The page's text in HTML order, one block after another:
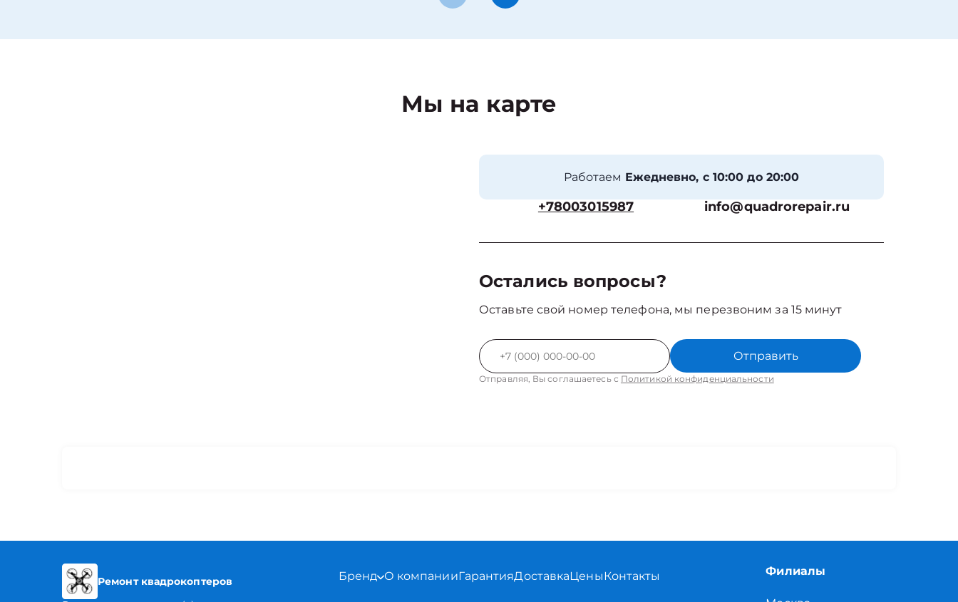
Мы на карте
Работаем Ежедневно, с 10:00 до 20:00
+78003015987 info@quadrorepair.ru
Остались вопросы?
Оставьте свой номер телефона, мы перезвоним за 15 минут
Отправить
Отправляя, Вы соглашаетесь с Политикой конфиденциальности
Ремонт квадрокоптеров
Бренд О компанииГарантияДоставкаЦеныКонтакты Филиалы